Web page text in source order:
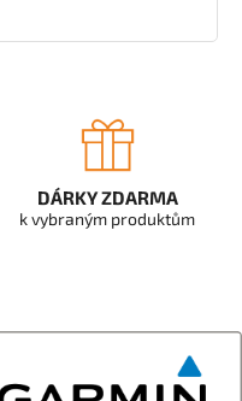
DÁRKY ZDARMA
k vybraným produktům